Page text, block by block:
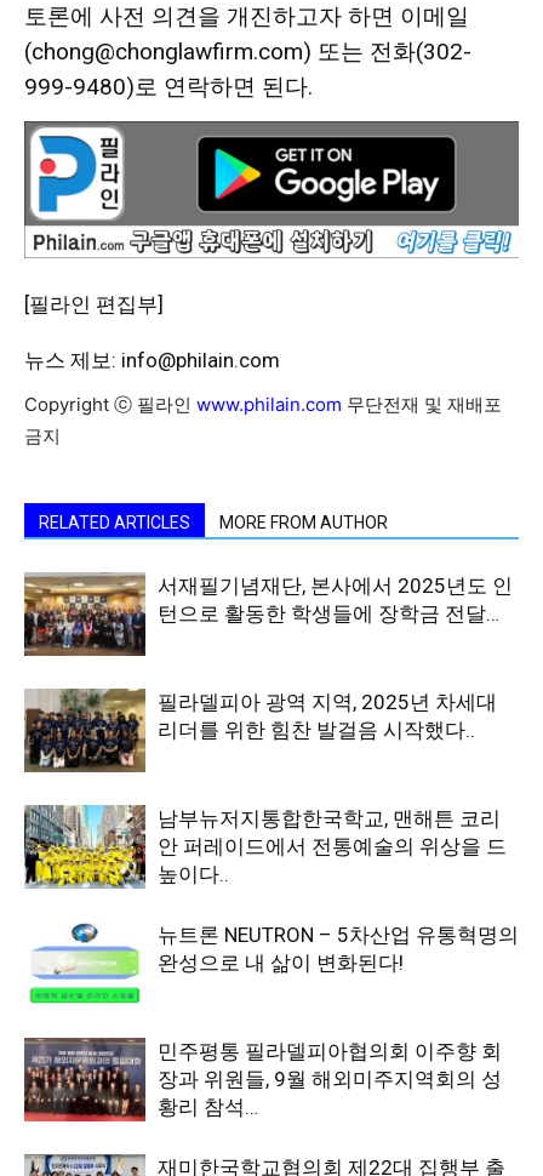
토론에 사전 의견을 개진하고자 하면 이메일
(chong@chonglawfirm.com) 또는 전화(302-
999-9480)로 연락하면 된다.
[필라인 편집부]
뉴스 제보: info@philain.com
Copyright ⓒ 필라인 www.philain.com 무단전재 및 재배포
금지
RELATED ARTICLES MORE FROM AUTHOR
서재필기념재단, 본사에서 2025년도 인
턴으로 활동한 학생들에 장학금 전달…
필라델피아 광역 지역, 2025년 차세대
리더를 위한 힘찬 발걸음 시작했다..
남부뉴저지통합한국학교, 맨해튼 코리
안 퍼레이드에서 전통예술의 위상을 드
높이다..
뉴트론 NEUTRON – 5차산업 유통혁명의
완성으로 내 삶이 변화된다!
민주평통 필라델피아협의회 이주향 회
장과 위원들, 9월 해외미주지역회의 성
황리 참석…
재미한국학교협의회 제22대 집행부 출